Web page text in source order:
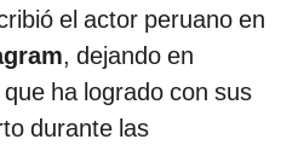
el actor peruano en
, dejando en
ha logrado con sus
durante las